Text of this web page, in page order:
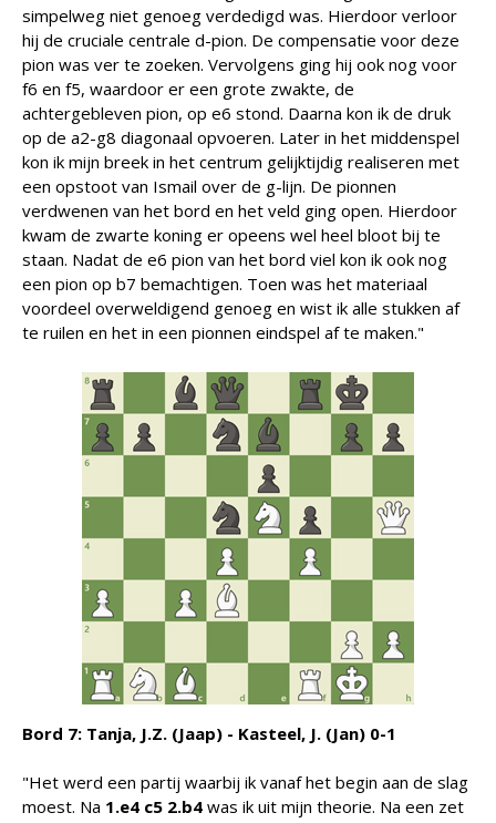
simpelweg niet genoeg verdedigd was. Hierdoor verloor
hij de cruciale centrale d-pion. De compensatie voor deze
pion was ver te zoeken. Vervolgens ging hij ook nog voor
f6 en f5, waardoor er een grote zwakte, de
achtergebleven pion, op e6 stond. Daarna kon ik de druk
op de a2-g8 diagonaal opvoeren. Later in het middenspel
kon ik mijn breek in het centrum gelijktijdig realiseren met
een opstoot van Ismail over de g-lijn. De pionnen
verdwenen van het bord en het veld ging open. Hierdoor
kwam de zwarte koning er opeens wel heel bloot bij te
staan. Nadat de e6 pion van het bord viel kon ik ook nog
een pion op b7 bemachtigen. Toen was het materiaal
voordeel overweldigend genoeg en wist ik alle stukken af
te ruilen en het in een pionnen eindspel af te maken."
Bord 7: Tanja, J.Z. (Jaap) - Kasteel, J. (Jan) 0-1
"Het werd een partij waarbij ik vanaf het begin aan de slag
moest. Na 1.e4 c5 2.b4 was ik uit mijn theorie. Na een zet